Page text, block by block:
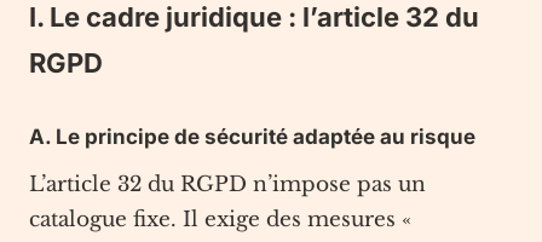
I. Le cadre juridique : l’article 32 du
RGPD
A. Le principe de sécurité adaptée au risque
L’article 32 du RGPD n’impose pas un
catalogue fixe. Il exige des mesures «